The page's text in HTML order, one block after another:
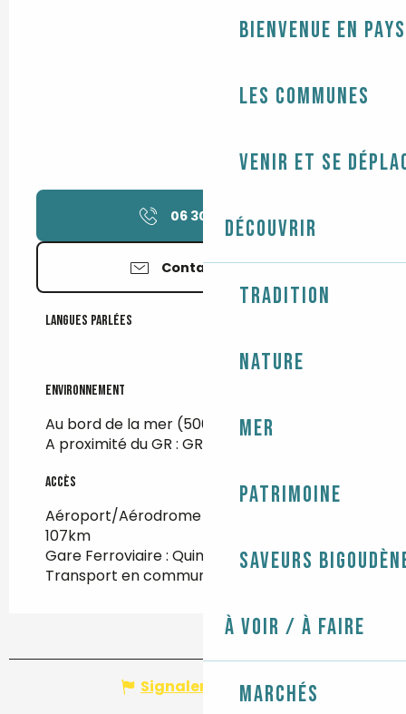
Bienvenue en
Les communes
Venir et se
Découvrir
Tradition
Nature
Mer
Patrimoine
Saveurs
À voir / À faire
Marchés
06 30 56 65▒▒
Contactez-nous
Langues parlées
Langues parlées
Environnement
Environnement
Au bord de la mer (500m)
A proximité du GR : GR34
Accès
Accès
Aéroport/Aérodrome : Brest / Guipavas à
107km
Gare Ferroviaire : Quimper à 34km
Transport en commun à 1km
Signaler une erreur